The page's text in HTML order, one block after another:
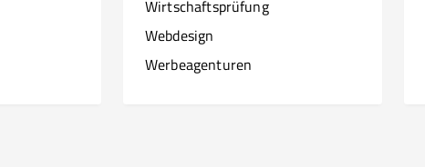
Wirtschaftsprüfung
Webdesign
Werbeagenturen